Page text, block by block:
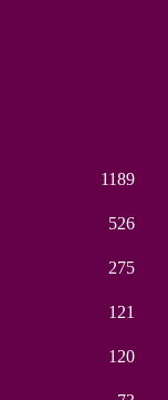
1189
526
275
121
120